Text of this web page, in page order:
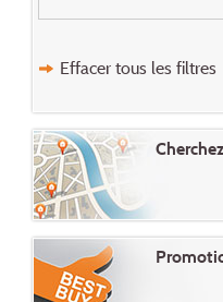
Effacer tous les filtres